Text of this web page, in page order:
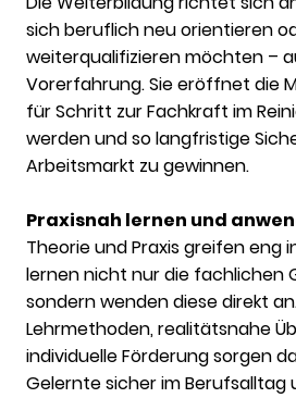
sich beruflich neu orientieren
weiterqualifizieren möchten –
Vorerfahrung. Sie eröffnet die
für Schritt zur Fachkraft im
werden und so langfristige
Arbeitsmarkt zu gewinnen.
Praxisnah lernen und
Theorie und Praxis greifen eng
lernen nicht nur die fachlichen
sondern wenden diese direkt
Lehrmethoden, realitätsnahe
individuelle Förderung sorgen
Gelernte sicher im Berufsalltag